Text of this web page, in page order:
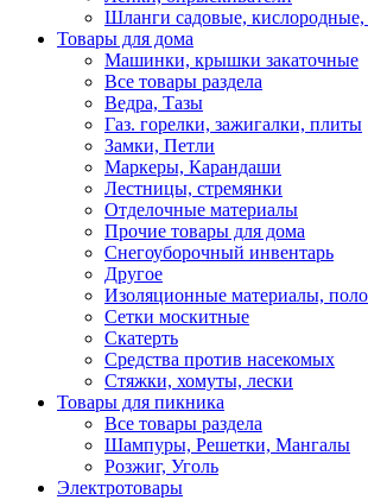
Шланги садовые,
Товары для дома
Машинки, крышки закаточные
Все товары раздела
Ведра, Тазы
Газ. горелки, зажигалки, плиты
Замки, Петли
Маркеры, Карандаши
Лестницы, стремянки
Отделочные материалы
Прочие товары для дома
Снегоуборочный инвентарь
Другое
Изоляционные материалы,
Сетки москитные
Скатерть
Средства против насекомых
Стяжки, хомуты, лески
Товары для пикника
Все товары раздела
Шампуры, Решетки, Мангалы
Розжиг, Уголь
Электротовары